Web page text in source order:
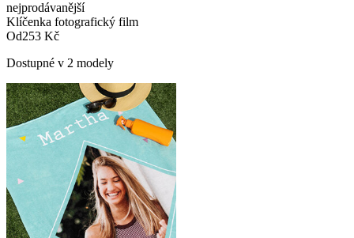
nejprodávanější
Klíčenka fotografický film
Od253 Kč
Dostupné v 2 modely